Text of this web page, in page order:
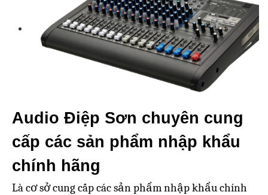
Audio Điệp Sơn chuyên cung
cấp các sản phẩm nhập khẩu
chính hãng
Là cơ sở cung cấp các sản phẩm nhập khẩu chính